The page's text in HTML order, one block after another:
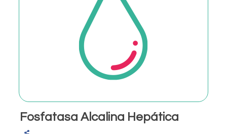
Fosfatasa Alcalina Hepática